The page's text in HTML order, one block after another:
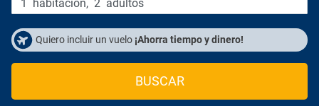
1 habitación, 2 adultos
Quiero incluir un vuelo ¡Ahorra tiempo y dinero!
BUSCAR